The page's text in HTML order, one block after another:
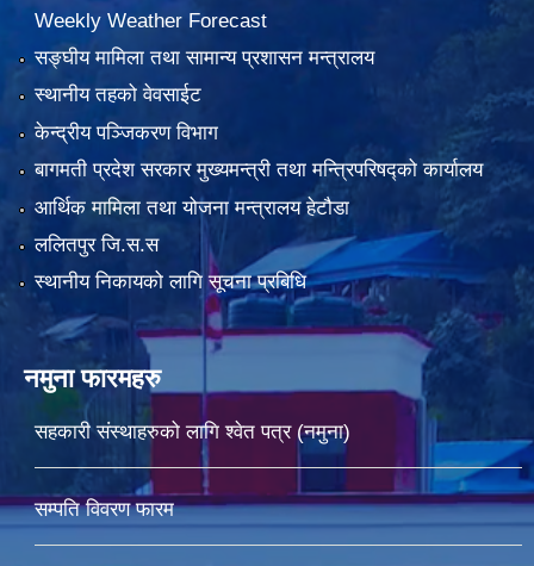
Weekly Weather Forecast
सङ्घीय मामिला तथा सामान्य प्रशासन मन्त्रालय
स्थानीय तहको वेवसाईट
केन्द्रीय पञ्जिकरण विभाग
बागमती प्रदेश सरकार मुख्यमन्त्री तथा मन्त्रिपरिषद्को कार्यालय
आर्थिक मामिला तथा योजना मन्त्रालय हेटौडा
ललितपुर जि.स.स
स्थानीय निकायको लागि सूचना प्रबिधि
नमुना फारमहरु
सहकारी संस्थाहरुको लागि श्वेत पत्र (नमुना)
सम्पति विवरण फारम